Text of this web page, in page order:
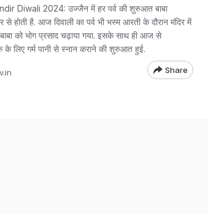
Diwali 2024: उज्जैन में हर पर्व की शुरुआत बाबा
से होती है. आज दिवाली का पर्व भी भस्म आरती के दौरान मंदिर में
बाबा को भोग प्रसाद चढ़ाया गया. इसके साथ ही आज से
के लिए गर्म पानी से स्नान कराने की शुरुआत हुई.
Share